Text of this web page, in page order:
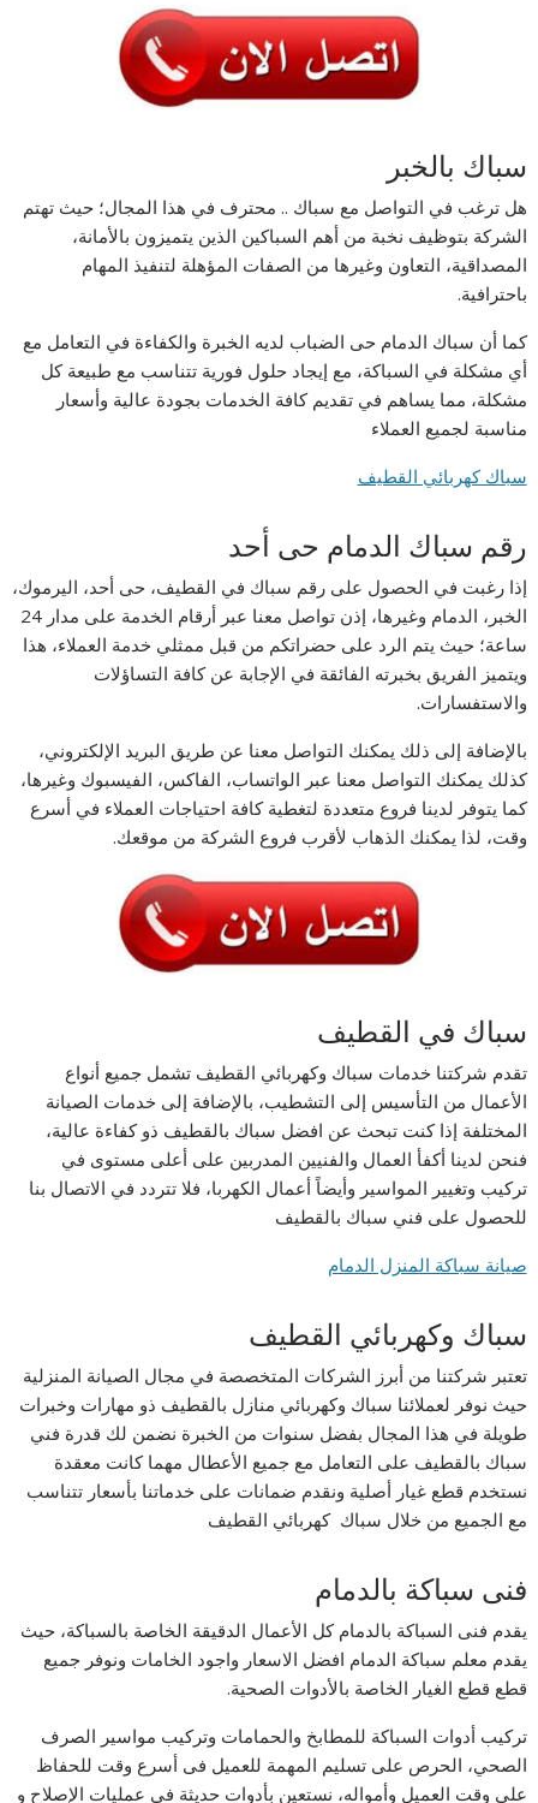
سباك بالخبر
هل ترغب في التواصل مع سباك .. محترف في هذا المجال؛ حيث تهتم
الشركة بتوظيف نخبة من أهم السباكين الذين يتميزون بالأمانة،
المصداقية، التعاون وغيرها من الصفات المؤهلة لتنفيذ المهام
باحترافية.
كما أن سباك الدمام حى الضباب لديه الخبرة والكفاءة في التعامل مع
أي مشكلة في السباكة، مع إيجاد حلول فورية تتناسب مع طبيعة كل
مشكلة، مما يساهم في تقديم كافة الخدمات بجودة عالية وأسعار
مناسبة لجميع العملاء
سباك كهربائي القطيف
رقم سباك الدمام حى أحد
إذا رغبت في الحصول على رقم سباك في القطيف، حى أحد، اليرموك،
الخبر، الدمام وغيرها، إذن تواصل معنا عبر أرقام الخدمة على مدار 24
ساعة؛ حيث يتم الرد على حضراتكم من قبل ممثلي خدمة العملاء، هذا
ويتميز الفريق بخبرته الفائقة في الإجابة عن كافة التساؤلات
والاستفسارات.
بالإضافة إلى ذلك يمكنك التواصل معنا عن طريق البريد الإلكتروني،
كذلك يمكنك التواصل معنا عبر الواتساب، الفاكس، الفيسبوك وغيرها،
كما يتوفر لدينا فروع متعددة لتغطية كافة احتياجات العملاء في أسرع
وقت، لذا يمكنك الذهاب لأقرب فروع الشركة من موقعك.
سباك في القطيف
تقدم شركتنا خدمات سباك وكهربائي القطيف تشمل جميع أنواع
الأعمال من التأسيس إلى التشطيب، بالإضافة إلى خدمات الصيانة
المختلفة إذا كنت تبحث عن افضل سباك بالقطيف ذو كفاءة عالية،
فنحن لدينا أكفأ العمال والفنيين المدربين على أعلى مستوى في
تركيب وتغيير المواسير وأيضاً أعمال الكهربا، فلا تتردد في الاتصال بنا
للحصول على فني سباك بالقطيف
صيانة سباكة المنزل الدمام
سباك وكهربائي القطيف
تعتبر شركتنا من أبرز الشركات المتخصصة في مجال الصيانة المنزلية
حيث نوفر لعملائنا سباك وكهربائي منازل بالقطيف ذو مهارات وخبرات
طويلة في هذا المجال بفضل سنوات من الخبرة نضمن لك قدرة فني
سباك بالقطيف على التعامل مع جميع الأعطال مهما كانت معقدة
نستخدم قطع غيار أصلية ونقدم ضمانات على خدماتنا بأسعار تتناسب
مع الجميع من خلال سباك كهربائي القطيف
فنى سباكة بالدمام
يقدم فنى السباكة بالدمام كل الأعمال الدقيقة الخاصة بالسباكة، حيث
يقدم معلم سباكة الدمام افضل الاسعار واجود الخامات ونوفر جميع
قطع قطع الغيار الخاصة بالأدوات الصحية.
تركيب أدوات السباكة للمطابخ والحمامات وتركيب مواسير الصرف
الصحي، الحرص على تسليم المهمة للعميل فى أسرع وقت للحفاظ
على وقت العميل وأمواله، نستعين بأدوات حديثة فى عمليات الإصلاح و